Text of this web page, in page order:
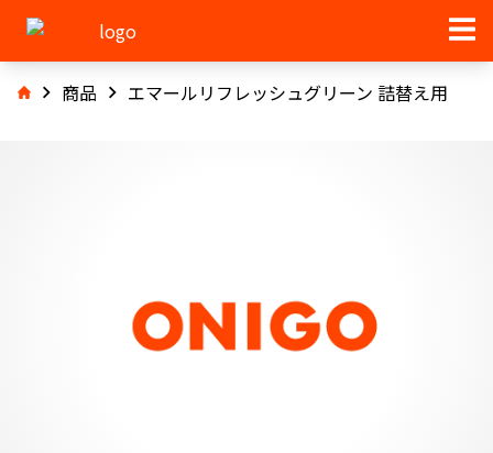
商品 エマールリフレッシュグリーン 詰替え用